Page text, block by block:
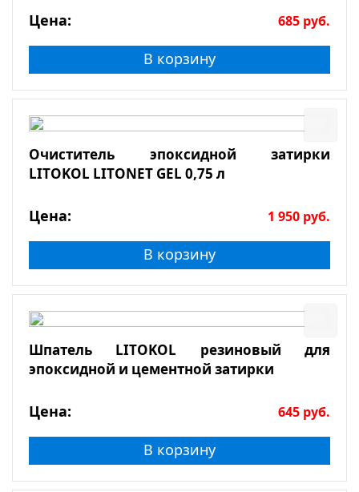
Цена: 685 руб.
В корзину
Очиститель эпоксидной затирки
LITOKOL LITONET GEL 0,75 л
Цена: 1 950 руб.
В корзину
Шпатель LITOKOL резиновый для
эпоксидной и цементной затирки
Цена: 645 руб.
В корзину